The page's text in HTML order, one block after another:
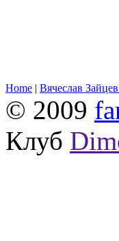
Home | Вячеслав
© 2009
Клуб